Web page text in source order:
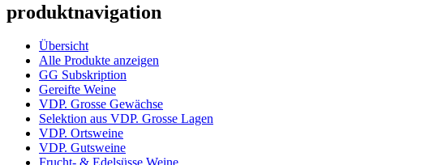
produktnavigation
Übersicht
Alle Produkte anzeigen
GG Subskription
Gereifte Weine
VDP. Grosse Gewächse
Selektion aus VDP. Grosse Lagen
VDP. Ortsweine
VDP. Gutsweine